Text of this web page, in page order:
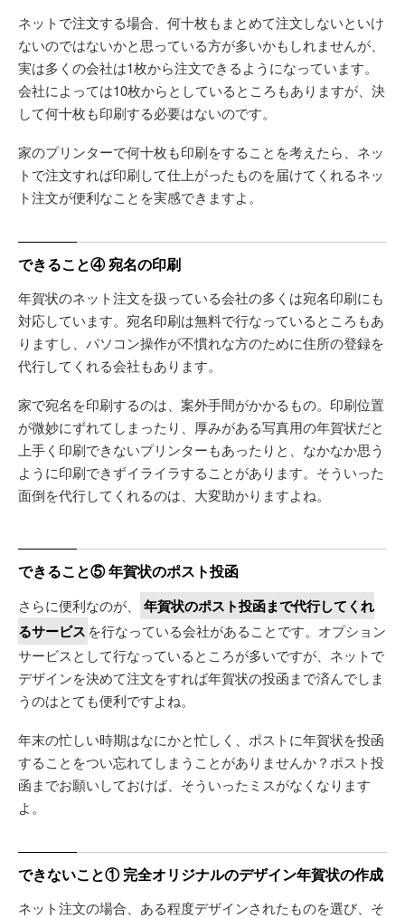
ネットで注文する場合、何十枚もまとめて注文しないといけ
ないのではないかと思っている方が多いかもしれませんが、
実は多くの会社は1枚から注文できるようになっています。
会社によっては10枚からとしているところもありますが、決
して何十枚も印刷する必要はないのです。
家のプリンターで何十枚も印刷をすることを考えたら、ネッ
トで注文すれば印刷して仕上がったものを届けてくれるネッ
ト注文が便利なことを実感できますよ。
できること④ 宛名の印刷
年賀状のネット注文を扱っている会社の多くは宛名印刷にも
対応しています。宛名印刷は無料で行なっているところもあ
りますし、パソコン操作が不慣れな方のために住所の登録を
代行してくれる会社もあります。
家で宛名を印刷するのは、案外手間がかかるもの。印刷位置
が微妙にずれてしまったり、厚みがある写真用の年賀状だと
上手く印刷できないプリンターもあったりと、なかなか思う
ように印刷できずイライラすることがあります。そういった
面倒を代行してくれるのは、大変助かりますよね。
できること⑤ 年賀状のポスト投函
さらに便利なのが、
年賀状のポスト投函まで代行してくれ
るサービス を行なっている会社があることです。オプション
サービスとして行なっているところが多いですが、ネットで
デザインを決めて注文をすれば年賀状の投函まで済んでしま
うのはとても便利ですよね。
年末の忙しい時期はなにかと忙しく、ポストに年賀状を投函
することをつい忘れてしまうことがありませんか？ポスト投
函までお願いしておけば、そういったミスがなくなります
よ。
できないこと① 完全オリジナルのデザイン年賀状の作成
ネット注文の場合、ある程度デザインされたものを選び、そ